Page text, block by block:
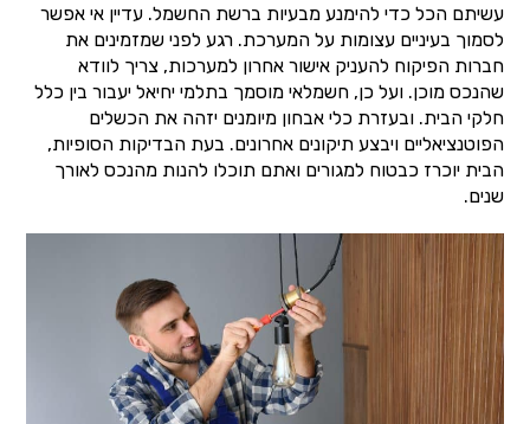
עשיתם הכל כדי להימנע מבעיות ברשת החשמל. עדיין אי אפשר
לסמוך בעיניים עצומות על המערכת. רגע לפני שמזמינים את
חברות הפיקוח להעניק אישור אחרון למערכות, צריך לוודא
שהנכס מוכן. ועל כן, חשמלאי מוסמך בתלמי יחיאל יעבור בין כלל
חלקי הבית. ובעזרת כלי אבחון מיומנים יזהה את הכשלים
הפוטנציאליים ויבצע תיקונים אחרונים. בעת הבדיקות הסופיות,
הבית יוכרז כבטוח למגורים ואתם תוכלו להנות מהנכס לאורך
שנים.